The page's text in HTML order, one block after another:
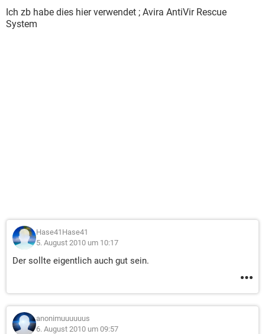
Ich zb habe dies hier verwendet ; Avira AntiVir Rescue
System
Hase41Hase41
5. August 2010 um 10:17
Der sollte eigentlich auch gut sein.
anonimuuuuuus
6. August 2010 um 09:57